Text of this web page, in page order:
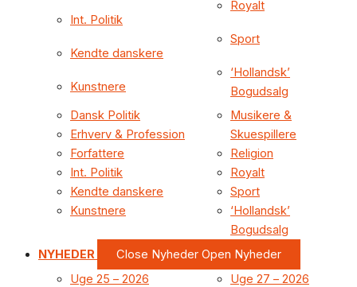
Int. Politik
Kendte danskere
Kunstnere
Royalt
Sport
‘Hollandsk’
Bogudsalg
Dansk Politik
Erhverv & Profession
Forfattere
Int. Politik
Kendte danskere
Kunstnere
Musikere &
Skuespillere
Religion
Royalt
Sport
‘Hollandsk’
Bogudsalg
NYHEDER
Close Nyheder Open Nyheder
Uge 25 – 2026
Uge 27 – 2026